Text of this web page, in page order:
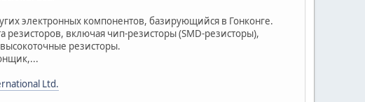
электронных компонентов, базирующийся в Гонконге.
резисторов, включая чип-резисторы (SMD-резисторы),
резисторы.
Ltd.